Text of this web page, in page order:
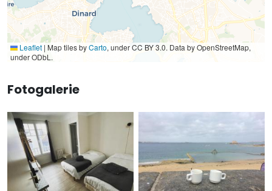
Leaflet | Map tiles byCarto, under CC BY 3.0. Data by OpenStreetMap,
under ODbL.
Fotogalerie